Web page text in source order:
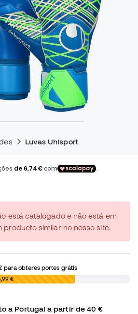
Luvas Uhlsport
está catalogado e não está em
producto similar no nosso site.
para obteres portes grátis
€
a Portugal a partir de 40 €